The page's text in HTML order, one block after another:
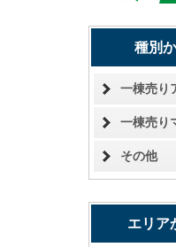
種別
一棟売り
一棟売り
その他
エリア